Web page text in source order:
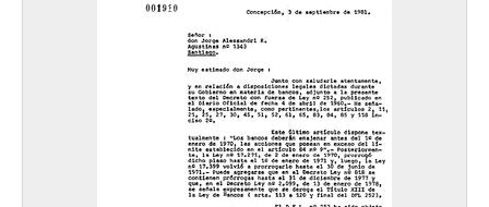
02 - Documentos y actas de la Compañía Manufacturera de Papeles y Cartones
FBS - Francisco Bulnes Sanfuentes
SCS - Sergio Covarrubias Sanhueza
JFFL - Juan Francisco Fresno Larraín
GIF - Gonzalo Izquierdo Fernández
SOJR - Sergio Onofre Jarpa Reyes
RKV - Roberto Tomás Kelly Vásquez
RVA - Rafael Valdivieso Ariztía